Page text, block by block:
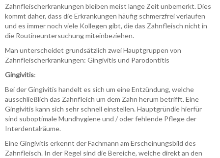
Zahnfleischerkrankungen bleiben meist lange Zeit unbemerkt. Dies
kommt daher, dass die Erkrankungen häufig schmerzfrei verlaufen
und es immer noch viele Kollegen gibt, die das Zahnfleisch nicht in
die Routineuntersuchung miteinbeziehen.
Man unterscheidet grundsätzlich zwei Hauptgruppen von
Zahnfleischerkrankungen: Gingivitis und Parodontitis
Gingivitis:
Bei der Gingivitis handelt es sich um eine Entzündung, welche
ausschließlich das Zahnfleich um dem Zahn herum betrifft. Eine
Gingivitis kann sich sehr schnell einstellen. Hauptgründie hierfür
sind suboptimale Mundhygiene und / oder fehlende Pflege der
Interdentalräume.
Eine Gingivitis erkennt der Fachmann am Erscheinungsbild des
Zahnfleisch. In der Regel sind die Bereiche, welche direkt an den